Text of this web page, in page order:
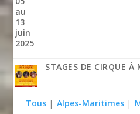
STAGES DE CIRQUE À
Tous | Alpes-Maritimes |